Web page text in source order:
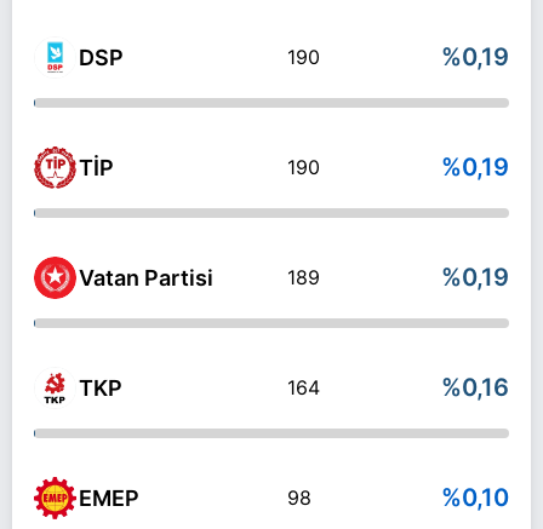
DSP 190 %0,19
TİP 190 %0,19
Vatan Partisi 189 %0,19
TKP 164 %0,16
EMEP 98 %0,10